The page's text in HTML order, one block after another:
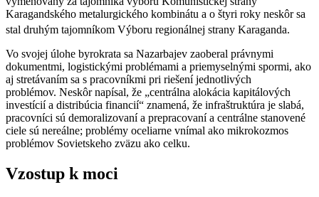
Karagandského metalurgického kombinátu a o štyri roky neskôr sa
stal druhým tajomníkom Výboru regionálnej strany Karaganda.
Vo svojej úlohe byrokrata sa Nazarbajev zaoberal právnymi
dokumentmi, logistickými problémami a priemyselnými spormi, ako
aj stretávaním sa s pracovníkmi pri riešení jednotlivých
problémov. Neskôr napísal, že „centrálna alokácia kapitálových
investícií a distribúcia financií“ znamená, že infraštruktúra je slabá,
pracovníci sú demoralizovaní a prepracovaní a centrálne stanovené
ciele sú nereálne; problémy oceliarne vnímal ako mikrokozmos
problémov Sovietskeho zväzu ako celku.
Vzostup k moci